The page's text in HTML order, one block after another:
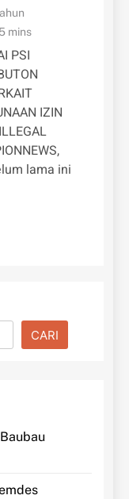
5 mins
PSI
IZIN
lama ini
CARI